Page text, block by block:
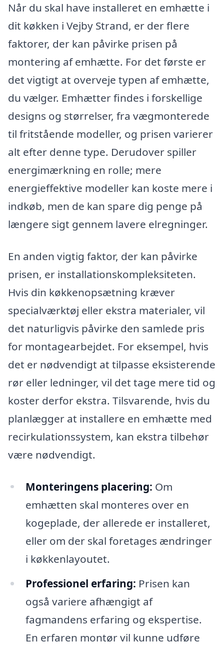
Når du skal have installeret en emhætte i
dit køkken i Vejby Strand, er der flere
faktorer, der kan påvirke prisen på
montering af emhætte. For det første er
det vigtigt at overveje typen af emhætte,
du vælger. Emhætter findes i forskellige
designs og størrelser, fra vægmonterede
til fritstående modeller, og prisen varierer
alt efter denne type. Derudover spiller
energimærkning en rolle; mere
energieffektive modeller kan koste mere i
indkøb, men de kan spare dig penge på
længere sigt gennem lavere elregninger.
En anden vigtig faktor, der kan påvirke
prisen, er installationskompleksiteten.
Hvis din køkkenopsætning kræver
specialværktøj eller ekstra materialer, vil
det naturligvis påvirke den samlede pris
for montagearbejdet. For eksempel, hvis
det er nødvendigt at tilpasse eksisterende
rør eller ledninger, vil det tage mere tid og
koster derfor ekstra. Tilsvarende, hvis du
planlægger at installere en emhætte med
recirkulationssystem, kan ekstra tilbehør
være nødvendigt.
Monteringens placering: Om
emhætten skal monteres over en
kogeplade, der allerede er installeret,
eller om der skal foretages ændringer
i køkkenlayoutet.
Professionel erfaring: Prisen kan
også variere afhængigt af
fagmandens erfaring og ekspertise.
En erfaren montør vil kunne udføre